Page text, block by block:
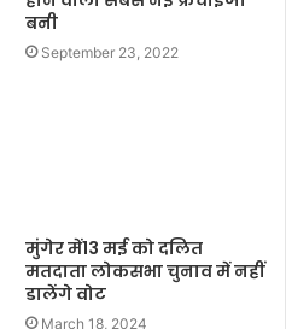
बनी
September 23, 2022
मुंगेर में13 मई को दलित
मतदाता लोकसभा चुनाव में नहीं
डालेंगे वोट
March 18, 2024